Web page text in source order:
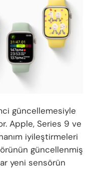
güncellemesiyle
Apple, Series 9 ve
iyileştirmeleri
güncellenmiş
yeni sensörün